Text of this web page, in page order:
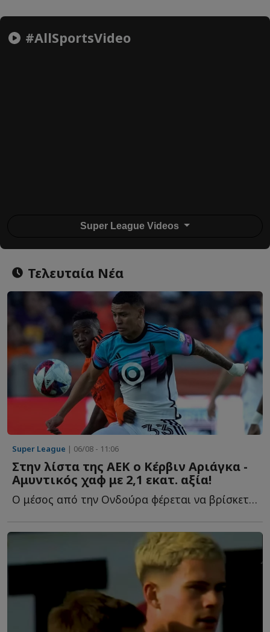
#AllSportsVideo
Super League Videos
Τελευταία Νέα
Super League | 06/08 - 11:06
Στην λίστα της ΑΕΚ ο Κέρβιν Αριάγκα -
Αμυντικός χαφ με 2,1 εκατ. αξία!
Ο μέσος από την Ονδούρα φέρεται να βρίσκεται στο στόχαστρο τ...